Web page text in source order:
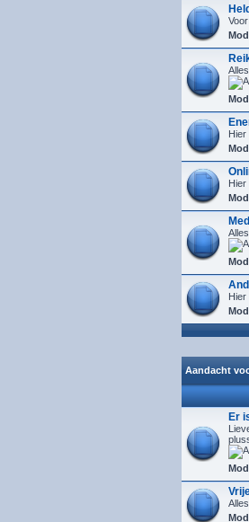
Hier
Hier
Hier
Aandacht
Er